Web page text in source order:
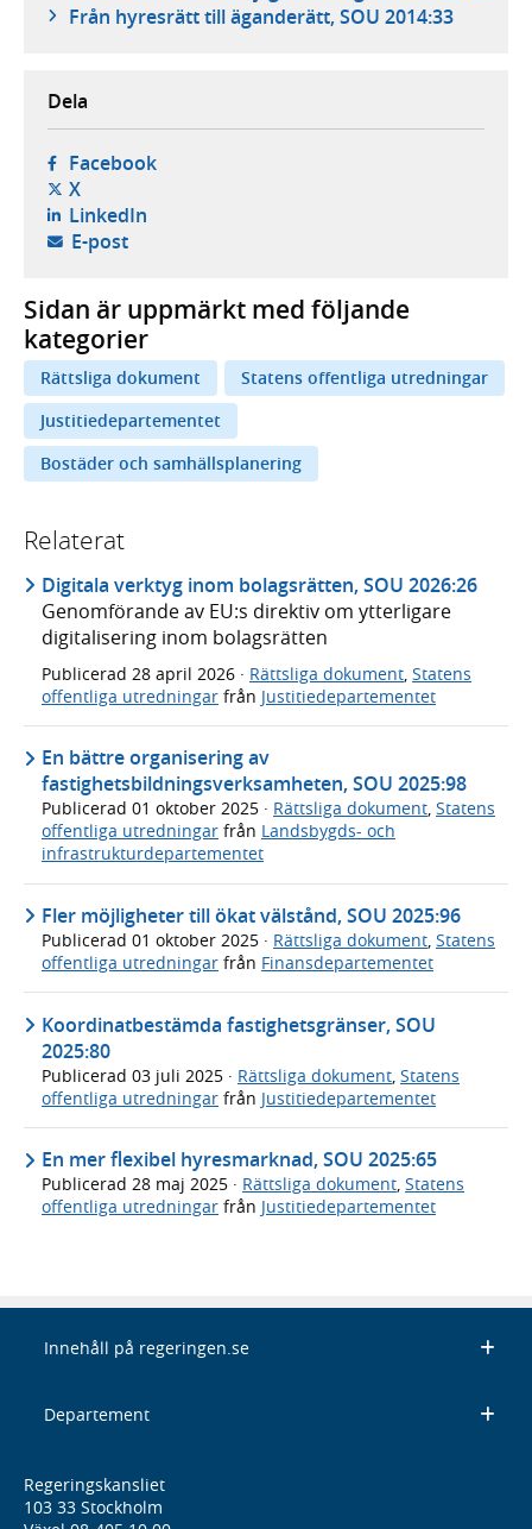
Från hyresrätt till äganderätt, SOU 2014:33
Dela
Facebook- öppnas i ny flik, extern webbplats,
X- öppnas i ny flik, extern webbplats,
LinkedIn- öppnas i ny flik, extern webbplats,
E-post- öppnar din e-postklient,
Sidan är uppmärkt med följande
kategorier
Rättsliga dokument
Statens offentliga utredningar
Justitiedepartementet
Bostäder och samhällsplanering
Relaterat
Digitala verktyg inom bolagsrätten, SOU 2026:26
Genomförande av EU:s direktiv om ytterligare
digitalisering inom bolagsrätten
Publicerad 28 april 2026 · Rättsliga dokument Statens
offentliga utredningar från Justitiedepartementet
En bättre organisering av
fastighetsbildningsverksamheten, SOU 2025:98
Publicerad 01 oktober 2025 · Rättsliga dokument, Statens
offentliga utredningar från Landsbygds- och
infrastrukturdepartementet
Fler möjligheter till ökat välstånd, SOU 2025:96
Publicerad 01 oktober 2025 · Rättsliga dokument, Statens
offentliga utredningar från Finansdepartementet
Koordinatbestämda fastighetsgränser, SOU
2025:80
Publicerad 03 juli 2025 · Rättsliga dokument Statens
offentliga utredningar från Justitiedepartementet
En mer flexibel hyresmarknad, SOU 2025:65
Publicerad 28 maj 2025 · Rättsliga dokument, Statens
offentliga utredningar från Justitiedepartementet
Innehåll på regeringen.se
Departement
Regeringskansliet
103 33 Stockholm